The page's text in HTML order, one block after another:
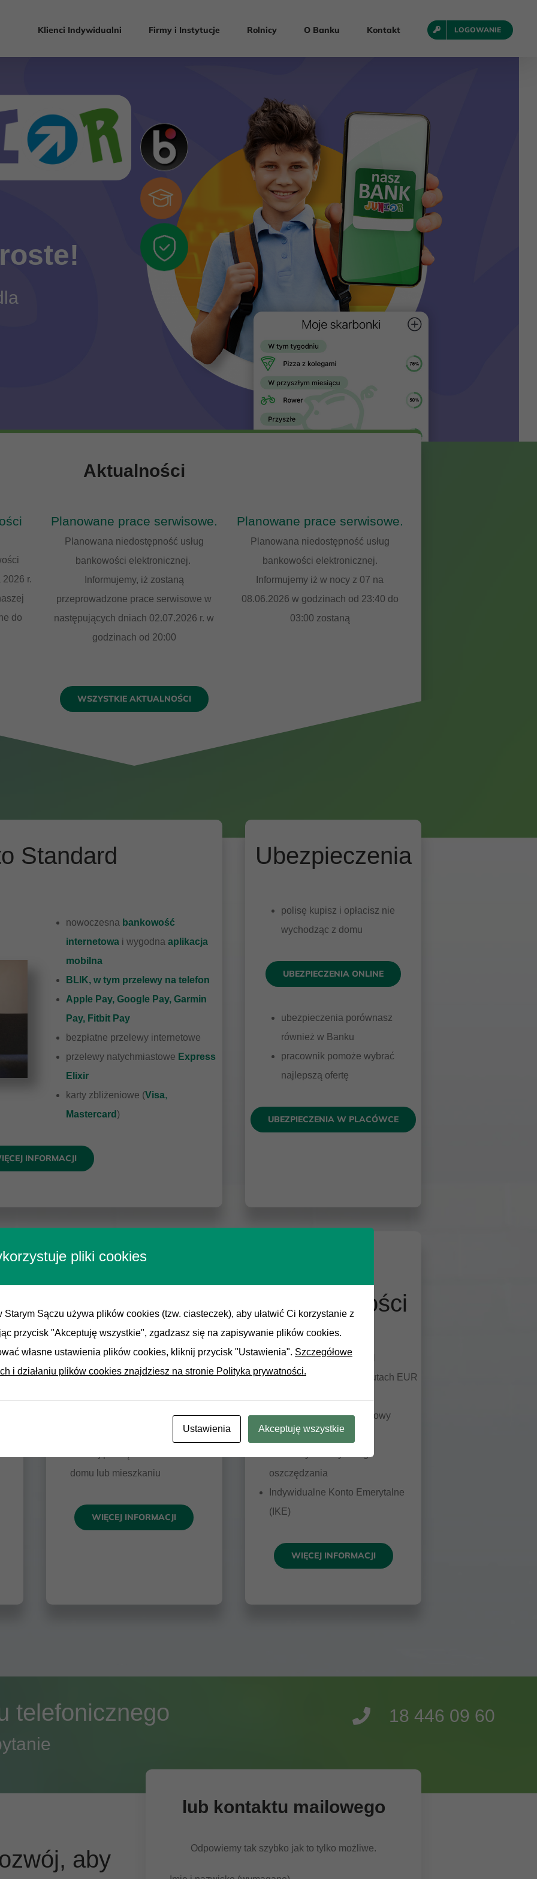
Klienci Indywidualni Firmy i Instytucje Rolnicy O Banku Kontakt LOGOWANIE
Aktualności
r.
do
Planowane prace serwisowe.
Planowana niedostępność usług
bankowości elektronicznej.
Informujemy, iż zostaną
przeprowadzone prace serwisowe w
następujących dniach 02.07.2026 r. w
godzinach od 20:00
Planowane prace serwisowe.
Planowana niedostępność usług
bankowości elektronicznej.
Informujemy iż w nocy z 07 na
08.06.2026 w godzinach od 23:40 do
03:00 zostaną
WSZYSTKIE AKTUALNOŚCI
Standard
nowoczesna bankowość
internetowa i wygodnaaplikacja
mobilna
BLIK, w tym przelewy na telefon
Apple Pay, Google Pay, Garmin
Pay, Fitbit Pay
bezpłatne przelewy internetowe
przelewy natychmiastowe Express
Elixir
karty zbliżeniowe (Visa,
Mastercard)
INFORMACJI
Ubezpieczenia
polisę kupisz i opłacisz nie
wychodząc z domu
UBEZPIECZENIA ONLINE
ubezpieczenia porównasz
również w Banku
pracownik pomoże wybrać
najlepszą ofertę
UBEZPIECZENIA W PLACÓWCE
Kredyty
hipoteczne
Kredyt mieszkaniowy
Wymarzony Dom– idealny na
budowlanej lub budowę domu
Uniwersalny Kredyt Hipoteczny–
domu lub mieszkaniu
WIĘCEJ INFORMACJI
Oszczędności
Lokaty terminowe w PLN
Lokaty terminowe w walutach EUR
Rachunek oszczędnościowy
SKARBONKA
Lokata systematycznego
oszczędzania
Indywidualne Konto Emerytalne
(IKE)
WIĘCEJ INFORMACJI
telefonicznego 18 446 09 60
aby
lub kontaktu mailowego
Odpowiemy tak szybko jak to tylko możliwe.
pliki cookies
Starym Sączu używa plików cookies (tzw. ciasteczek), aby ułatwić Ci korzystanie z
przycisk "Akceptuję wszystkie", zgadzasz się na zapisywanie plików cookies.
własne ustawienia plików cookies, kliknij przycisk "Ustawienia". Szczegółowe
i działaniu plików cookies znajdziesz na stronie Polityka prywatności.
Ustawienia Akceptuję wszystkie